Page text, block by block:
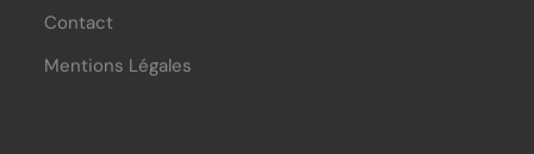
Contact
Mentions Légales